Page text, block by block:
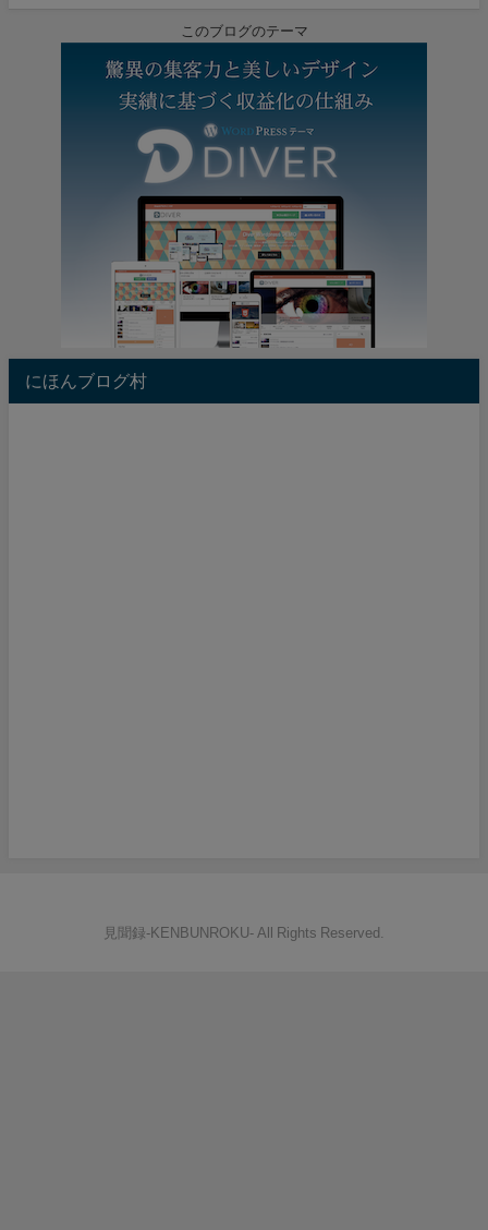
このブログのテーマ
にほんブログ村
見聞録‐KENBUNROKU- All Rights Reserved.